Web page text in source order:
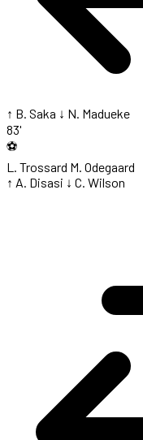
↑ B. Saka ↓ N. Madueke
83'
⚽
L. Trossard M. Odegaard
↑ A. Disasi ↓ C. Wilson